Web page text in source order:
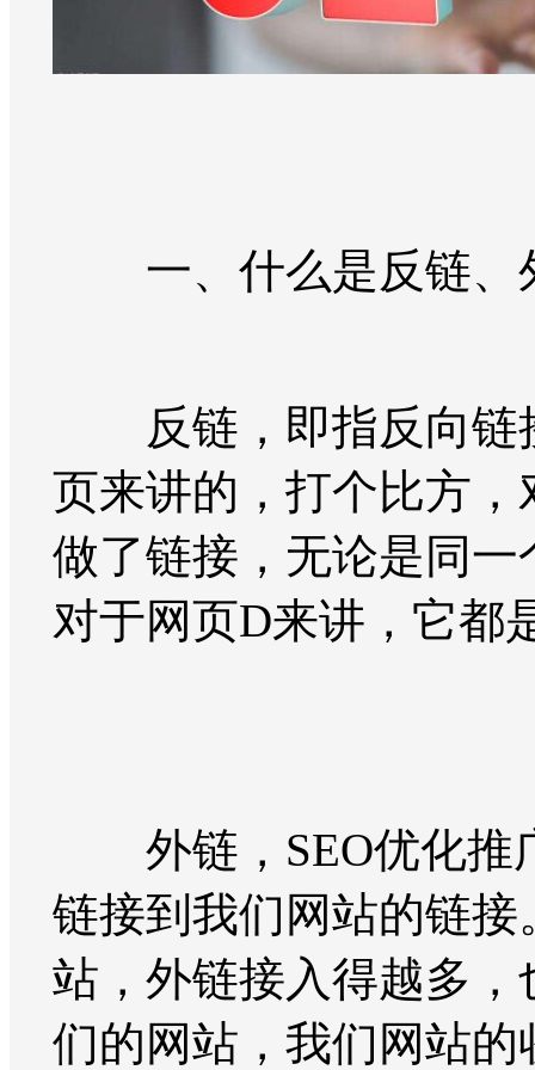
一、什么是反链、
反链，即指反向链
页来讲的，打个比方
做了链接，无论是同
对于网页D来讲，它都
外链，SEO优化推
链接到我们网站的链
站，外链接入得越多
们的网站，我们网站